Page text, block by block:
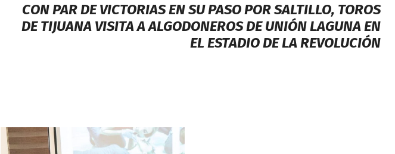
CON PAR DE VICTORIAS EN SU PASO POR SALTILLO, TOROS
DE TIJUANA VISITA A ALGODONEROS DE UNIÓN LAGUNA EN
EL ESTADIO DE LA REVOLUCIÓN